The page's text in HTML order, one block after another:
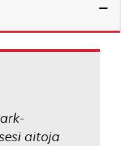
aitoja